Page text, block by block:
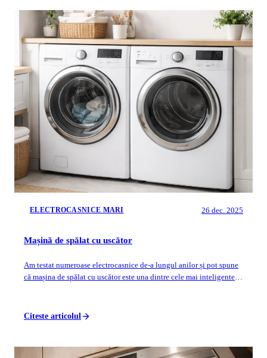
ELECTROCASNICE MARI 26 dec. 2025
Mașină de spălat cu uscător
Am testat numeroase electrocasnice de-a lungul anilor și pot spune
că mașina de spălat cu uscător este una dintre cele mai inteligente
Citeste articolul